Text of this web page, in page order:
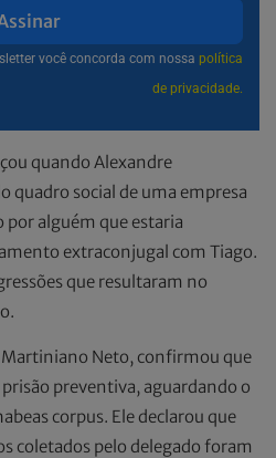
você concorda com nossa política
de privacidade.
quando Alexandre
quadro social de uma empresa
alguém que estaria
extraconjugal com Tiago.
que resultaram no
Martiniano Neto, confirmou que
preventiva, aguardando o
corpus. Ele declarou que
coletados pelo delegado foram